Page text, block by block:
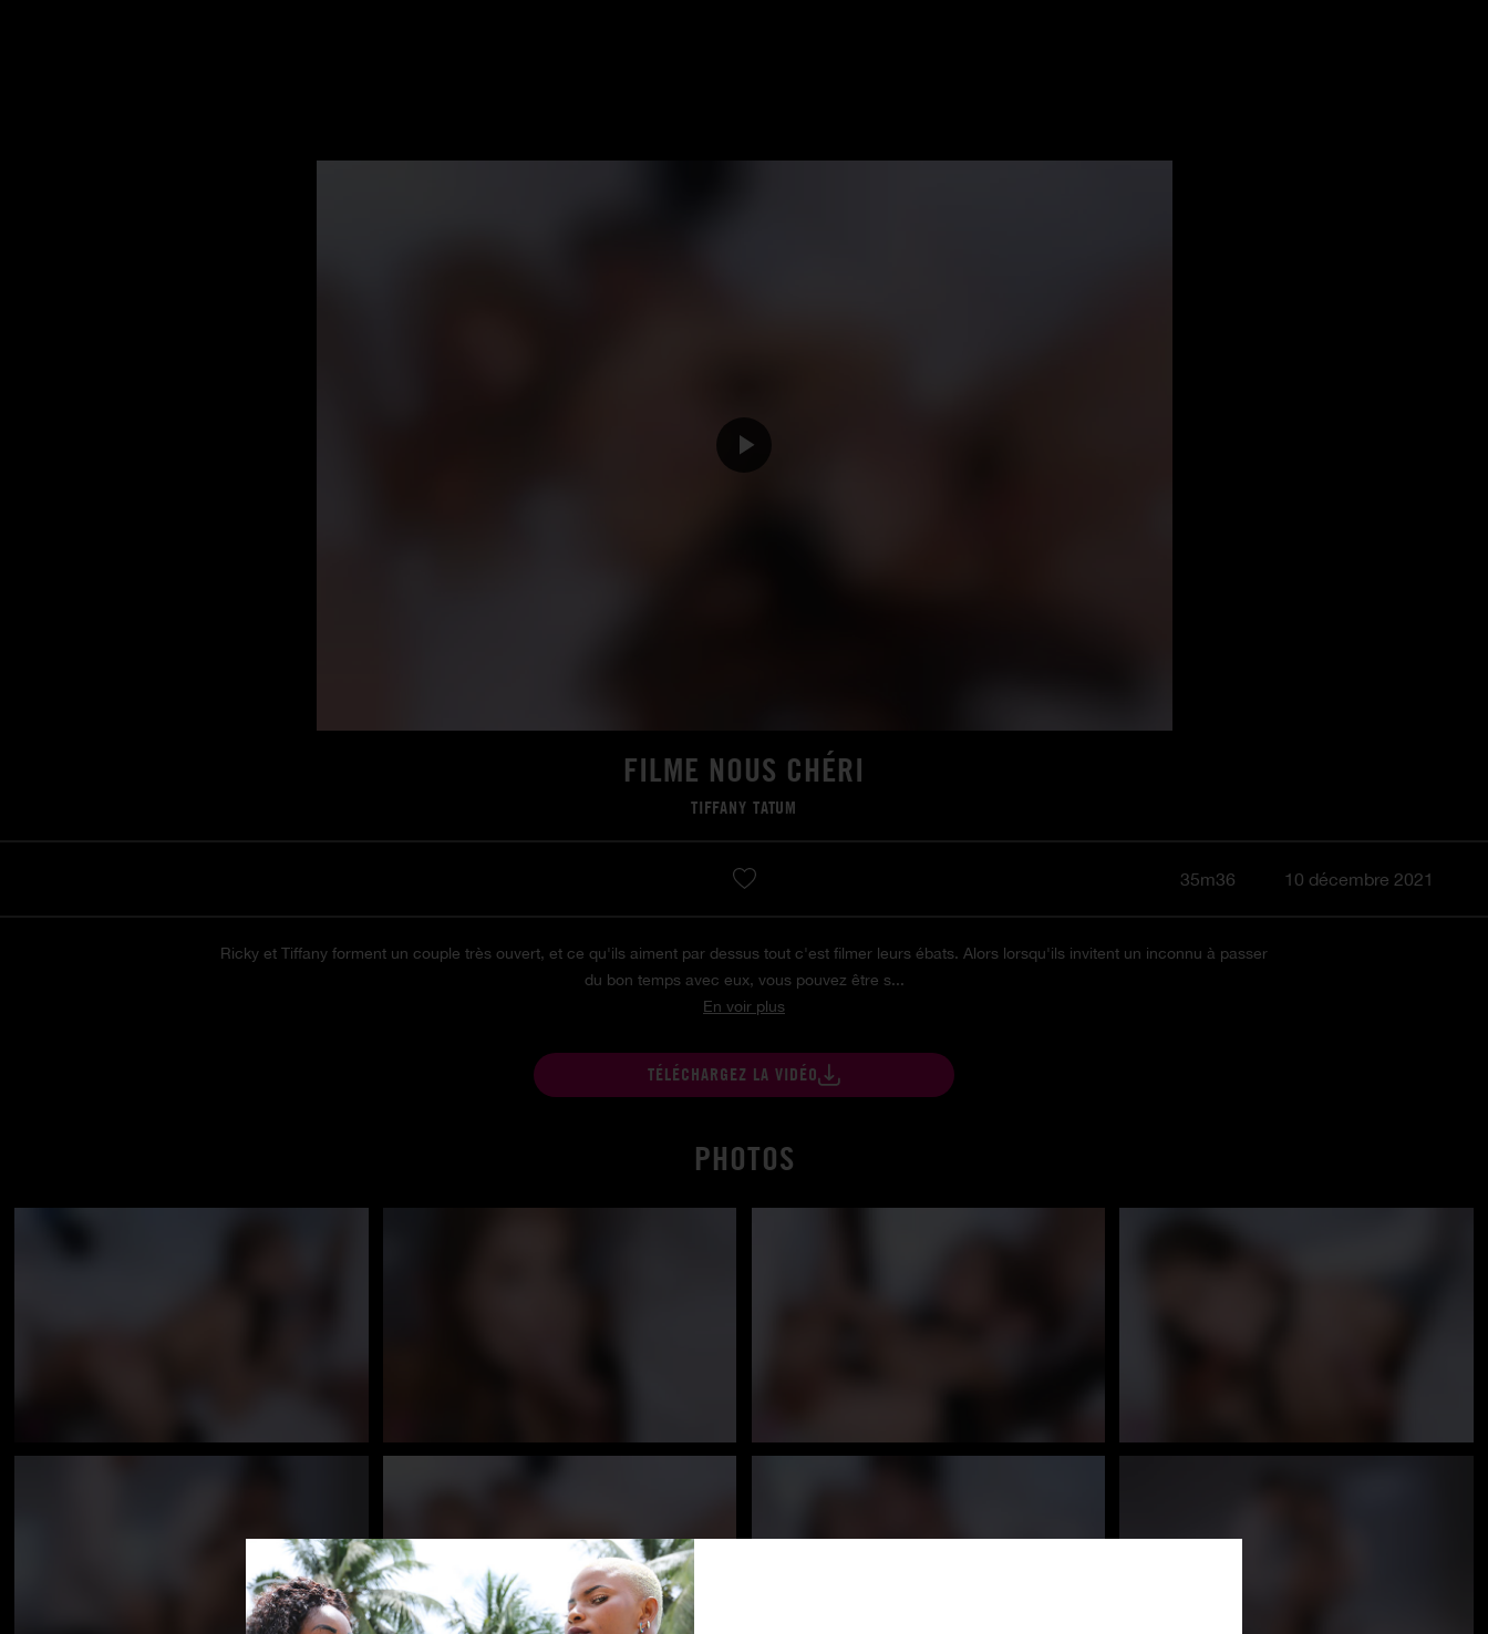
FILME NOUS CHÉRI
TIFFANY TATUM
35m36 10 décembre 2021
Ricky et Tiffany forment un couple très ouvert, et ce qu'ils aiment par dessus tout c'est filmer leurs ébats. Alors lorsqu'ils invitent un inconnu à passer
du bon temps avec eux, vous pouvez être s...
En voir plus
TÉLÉCHARGEZ LA VIDÉO
PHOTOS